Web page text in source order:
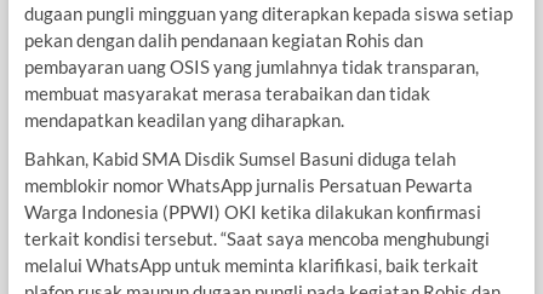
dugaan pungli mingguan yang diterapkan kepada siswa setiap
pekan dengan dalih pendanaan kegiatan Rohis dan
pembayaran uang OSIS yang jumlahnya tidak transparan,
membuat masyarakat merasa terabaikan dan tidak
mendapatkan keadilan yang diharapkan.
Bahkan, Kabid SMA Disdik Sumsel Basuni diduga telah
memblokir nomor WhatsApp jurnalis Persatuan Pewarta
Warga Indonesia (PPWI) OKI ketika dilakukan konfirmasi
terkait kondisi tersebut. “Saat saya mencoba menghubungi
melalui WhatsApp untuk meminta klarifikasi, baik terkait